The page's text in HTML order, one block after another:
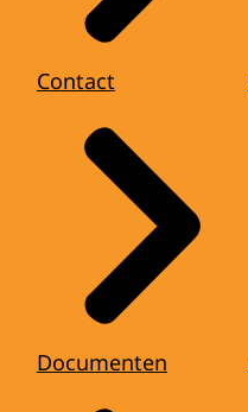
Contact
Documenten